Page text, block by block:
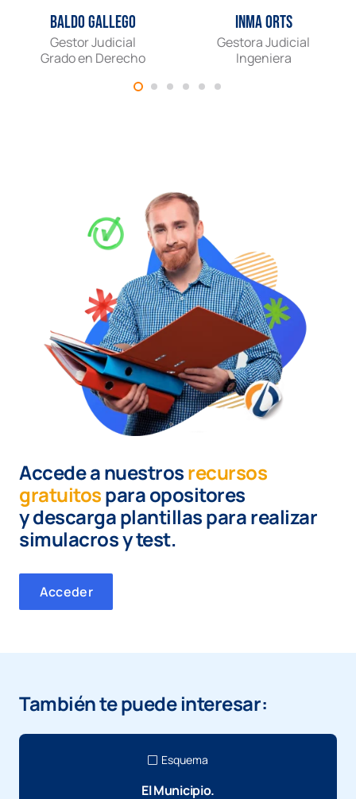
Baldo Gallego
Gestor Judicial
Grado en Derecho
Inma Orts
Gestora Judicial
Ingeniera
Accede a nuestrosrecursos
gratuitospara opositores
ydescarga plantillas para realizar
simulacros y test.
Acceder
También te puede interesar:
Esquema
El Municipio.